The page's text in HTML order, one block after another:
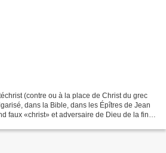
(contre ou à la place de Christ du grec
dans la Bible, dans les Épîtres de Jean
faux «christ» et adversaire de Dieu de la fin